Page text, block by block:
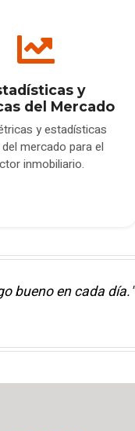
y
del Mercado
y estadísticas
mercado para el
inmobiliario.
bueno en cada día."